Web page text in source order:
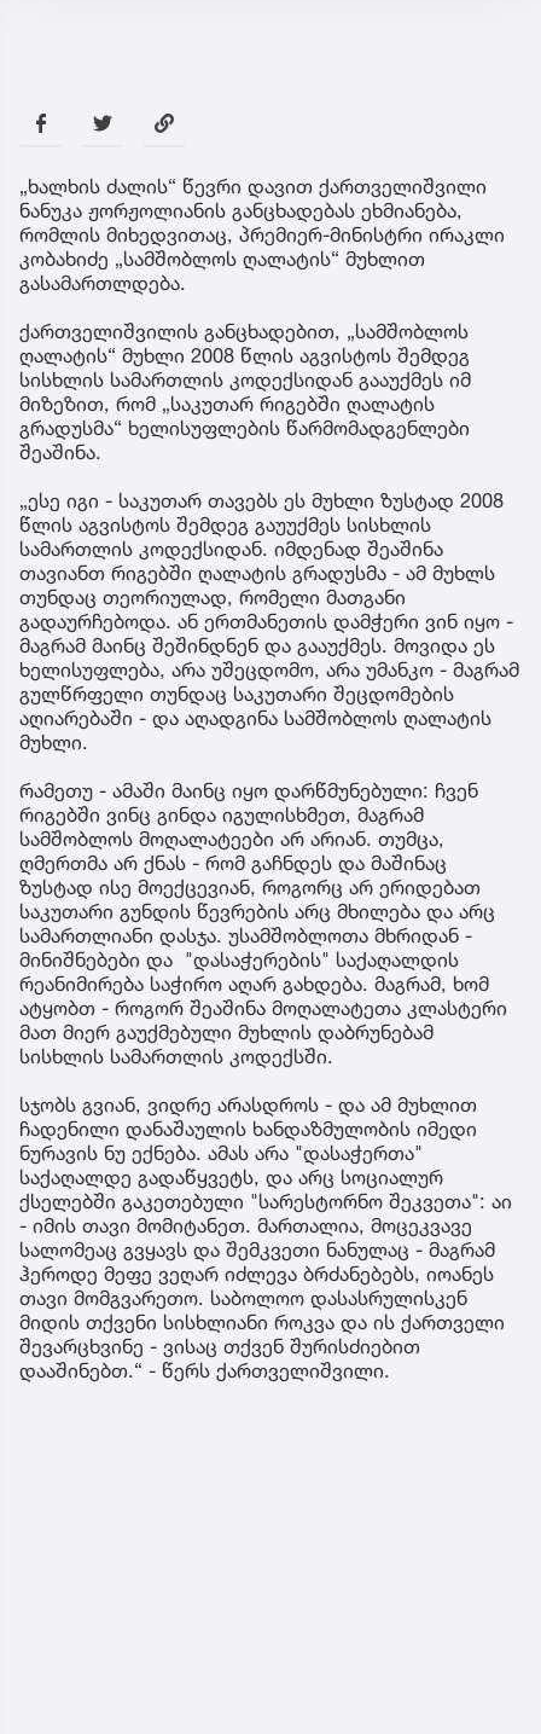
„ხალხის ძალის“ წევრი დავით ქართველიშვილი
ნანუკა ჟორჟოლიანის განცხადებას ეხმიანება,
რომლის მიხედვითაც, პრემიერ-მინისტრი ირაკლი
კობახიძე „სამშობლოს ღალატის“ მუხლით
გასამართლდება.
ქართველიშვილის განცხადებით, „სამშობლოს
ღალატის“ მუხლი 2008 წლის აგვისტოს შემდეგ
სისხლის სამართლის კოდექსიდან გააუქმეს იმ
მიზეზით, რომ „საკუთარ რიგებში ღალატის
გრადუსმა“ ხელისუფლების წარმომადგენლები
შეაშინა.
„ესე იგი - საკუთარ თავებს ეს მუხლი ზუსტად 2008
წლის აგვისტოს შემდეგ გაუუქმეს სისხლის
სამართლის კოდექსიდან. იმდენად შეაშინა
თავიანთ რიგებში ღალატის გრადუსმა - ამ მუხლს
თუნდაც თეორიულად, რომელი მათგანი
გადაურჩებოდა. ან ერთმანეთის დამჭერი ვინ იყო -
მაგრამ მაინც შეშინდნენ და გააუქმეს. მოვიდა ეს
ხელისუფლება, არა უშეცდომო, არა უმანკო - მაგრამ
გულწრფელი თუნდაც საკუთარი შეცდომების
აღიარებაში - და აღადგინა სამშობლოს ღალატის
მუხლი.
რამეთუ - ამაში მაინც იყო დარწმუნებული: ჩვენ
რიგებში ვინც გინდა იგულისხმეთ, მაგრამ
სამშობლოს მოღალატეები არ არიან. თუმცა,
ღმერთმა არ ქნას - რომ გაჩნდეს და მაშინაც
ზუსტად ისე მოექცევიან, როგორც არ ერიდებათ
საკუთარი გუნდის წევრების არც მხილება და არც
სამართლიანი დასჯა. უსამშობლოთა მხრიდან -
მინიშნებები და "დასაჭერების" საქაღალდის
რეანიმირება საჭირო აღარ გახდება. მაგრამ, ხომ
ატყობთ - როგორ შეაშინა მოღალატეთა კლასტერი
მათ მიერ გაუქმებული მუხლის დაბრუნებამ
სისხლის სამართლის კოდექსში.
სჯობს გვიან, ვიდრე არასდროს - და ამ მუხლით
ჩადენილი დანაშაულის ხანდაზმულობის იმედი
ნურავის ნუ ექნება. ამას არა "დასაჭერთა"
საქაღალდე გადაწყვეტს, და არც სოციალურ
ქსელებში გაკეთებული "სარესტორნო შეკვეთა": აი
- იმის თავი მომიტანეთ. მართალია, მოცეკვავე
სალომეაც გვყავს და შემკვეთი ნანულაც - მაგრამ
ჰეროდე მეფე ვეღარ იძლევა ბრძანებებს, იოანეს
თავი მომგვარეთო. საბოლოო დასასრულისკენ
მიდის თქვენი სისხლიანი როკვა და ის ქართველი
შევარცხვინე - ვისაც თქვენ შურისძიებით
დააშინებთ.“ - წერს ქართველიშვილი.